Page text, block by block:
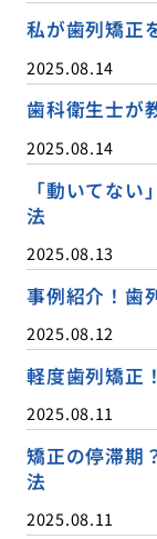
私が歯列矯正
2025.08.14
歯科衛生士が
2025.08.14
「動いてな
法
2025.08.13
事例紹介！歯
2025.08.12
軽度歯列矯正
2025.08.11
矯正の停滞期
法
2025.08.11